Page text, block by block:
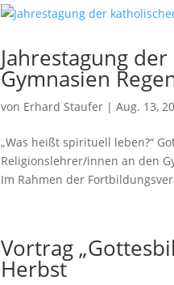
Jahrestagung
Gymnasien
von Erhard Staufer |Aug. 13,
„Was heißt spirituell leben?“
Religionslehrer/innen an den
Im Rahmen der
Vortrag
Herbst